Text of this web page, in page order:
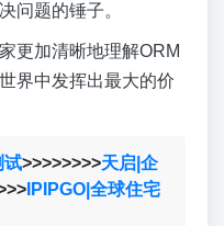
问题的锤子。
更加清晰地理解ORM
界中发挥出最大的价
试>>>>>>>>天启|企
IPIPGO|全球住宅